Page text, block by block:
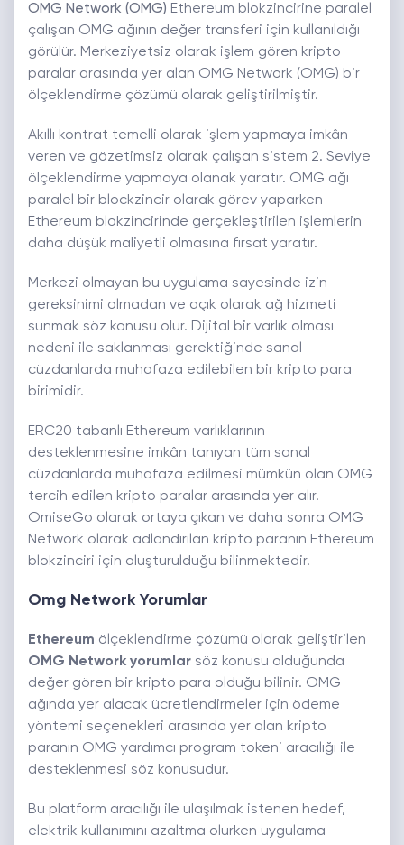
OMG Network (OMG) Ethereum blokzincirine paralel
çalışan OMG ağının değer transferi için kullanıldığı
görülür. Merkeziyetsiz olarak işlem gören kripto
paralar arasında yer alan OMG Network (OMG) bir
ölçeklendirme çözümü olarak geliştirilmiştir.
Akıllı kontrat temelli olarak işlem yapmaya imkân
veren ve gözetimsiz olarak çalışan sistem 2. Seviye
ölçeklendirme yapmaya olanak yaratır. OMG ağı
paralel bir blockzincir olarak görev yaparken
Ethereum blokzincirinde gerçekleştirilen işlemlerin
daha düşük maliyetli olmasına fırsat yaratır.
Merkezi olmayan bu uygulama sayesinde izin
gereksinimi olmadan ve açık olarak ağ hizmeti
sunmak söz konusu olur. Dijital bir varlık olması
nedeni ile saklanması gerektiğinde sanal
cüzdanlarda muhafaza edilebilen bir kripto para
birimidir.
ERC20 tabanlı Ethereum varlıklarının
desteklenmesine imkân tanıyan tüm sanal
cüzdanlarda muhafaza edilmesi mümkün olan OMG
tercih edilen kripto paralar arasında yer alır.
OmiseGo olarak ortaya çıkan ve daha sonra OMG
Network olarak adlandırılan kripto paranın Ethereum
blokzinciri için oluşturulduğu bilinmektedir.
Omg Network Yorumlar
Ethereum ölçeklendirme çözümü olarak geliştirilen
OMG Network yorumlar söz konusu olduğunda
değer gören bir kripto para olduğu bilinir. OMG
ağında yer alacak ücretlendirmeler için ödeme
yöntemi seçenekleri arasında yer alan kripto
paranın OMG yardımcı program tokeni aracılığı ile
desteklenmesi söz konusudur.
Bu platform aracılığı ile ulaşılmak istenen hedef,
elektrik kullanımını azaltma olurken uygulama